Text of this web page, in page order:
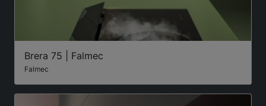
Brera 75 | Falmec
Falmec